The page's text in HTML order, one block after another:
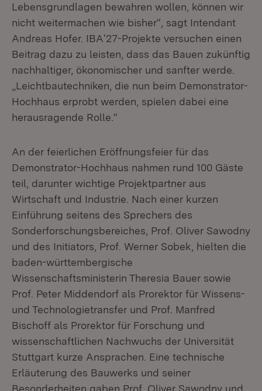
Lebensgrundlagen bewahren wollen, können wir
nicht weitermachen wie bisher“, sagt Intendant
Andreas Hofer. IBAʼ27-Projekte versuchen einen
Beitrag dazu zu leisten, dass das Bauen zukünftig
nachhaltiger, ökonomischer und sanfter werde.
„Leichtbautechniken, die nun beim Demonstrator-
Hochhaus erprobt werden, spielen dabei eine
herausragende Rolle.“
An der feierlichen Eröffnungsfeier für das
Demonstrator-Hochhaus nahmen rund 100 Gäste
teil, darunter wichtige Projektpartner aus
Wirtschaft und Industrie. Nach einer kurzen
Einführung seitens des Sprechers des
Sonderforschungsbereiches, Prof. Oliver Sawodny
und des Initiators, Prof. Werner Sobek, hielten die
baden-württembergische
Wissenschaftsministerin Theresia Bauer sowie
Prof. Peter Middendorf als Prorektor für Wissens-
und Technologietransfer und Prof. Manfred
Bischoff als Prorektor für Forschung und
wissenschaftlichen Nachwuchs der Universität
Stuttgart kurze Ansprachen. Eine technische
Erläuterung des Bauwerks und seiner
Besonderheiten gaben Prof. Oliver Sawodny und